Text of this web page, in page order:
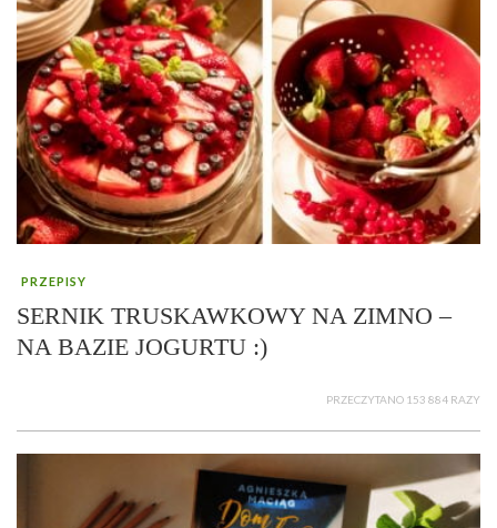
PRZEPISY
SERNIK TRUSKAWKOWY NA ZIMNO –
NA BAZIE JOGURTU :)
PRZECZYTANO 153 884 RAZY